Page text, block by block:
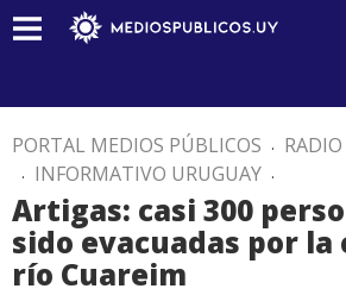
PORTAL MEDIOS PÚBLICOS . RADIO
. INFORMATIVO URUGUAY .
Artigas: casi 300
sido evacuadas por la
río Cuareim